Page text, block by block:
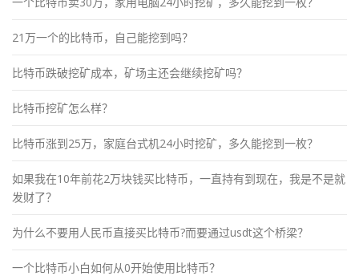
21万一个的比特币，自己能挖到吗？
比特币跌破挖矿成本，矿场主还会继续挖矿吗？
比特币挖矿怎么样？
比特币涨到25万，家庭台式机24小时挖矿，多久能挖到一枚？
如果我在10年前花2万块钱买比特币，一直持有到现在，我是不是就
发财了？
为什么不要用人民币直接买比特币?而要通过usdt这个桥梁？
一个比特币小白如何从0开始使用比特币？